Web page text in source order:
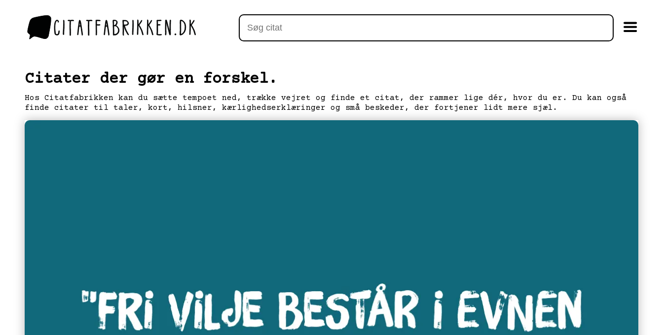
Citater der gør en forskel.
Hos Citatfabrikken kan du sætte tempoet ned, trække vejret og finde et citat, der rammer lige dér, hvor du er. Du kan også
finde citater til taler, kort, hilsner, kærlighedserklæringer og små beskeder, der fortjener lidt mere sjæl.